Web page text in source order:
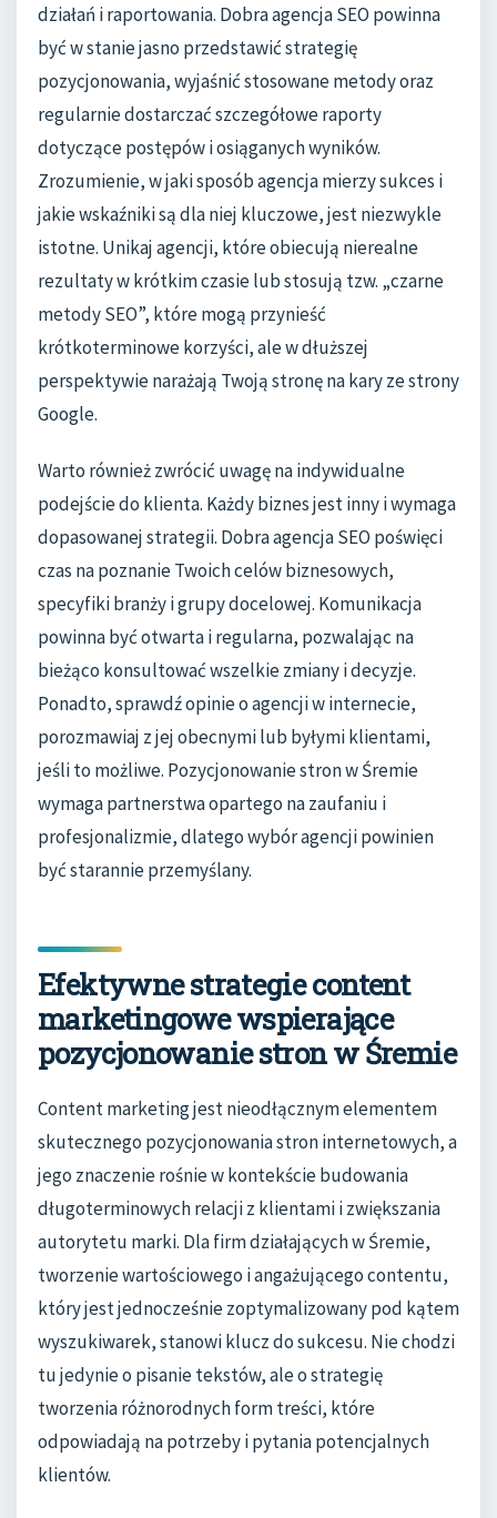
działań i raportowania. Dobra agencja SEO powinna
być w stanie jasno przedstawić strategię
pozycjonowania, wyjaśnić stosowane metody oraz
regularnie dostarczać szczegółowe raporty
dotyczące postępów i osiąganych wyników.
Zrozumienie, w jaki sposób agencja mierzy sukces i
jakie wskaźniki są dla niej kluczowe, jest niezwykle
istotne. Unikaj agencji, które obiecują nierealne
rezultaty w krótkim czasie lub stosują tzw. „czarne
metody SEO”, które mogą przynieść
krótkoterminowe korzyści, ale w dłuższej
perspektywie narażają Twoją stronę na kary ze strony
Google.
Warto również zwrócić uwagę na indywidualne
podejście do klienta. Każdy biznes jest inny i wymaga
dopasowanej strategii. Dobra agencja SEO poświęci
czas na poznanie Twoich celów biznesowych,
specyfiki branży i grupy docelowej. Komunikacja
powinna być otwarta i regularna, pozwalając na
bieżąco konsultować wszelkie zmiany i decyzje.
Ponadto, sprawdź opinie o agencji w internecie,
porozmawiaj z jej obecnymi lub byłymi klientami,
jeśli to możliwe. Pozycjonowanie stron w Śremie
wymaga partnerstwa opartego na zaufaniu i
profesjonalizmie, dlatego wybór agencji powinien
być starannie przemyślany.
Efektywne strategie content
marketingowe wspierające
pozycjonowanie stron w Śremie
Content marketing jest nieodłącznym elementem
skutecznego pozycjonowania stron internetowych, a
jego znaczenie rośnie w kontekście budowania
długoterminowych relacji z klientami i zwiększania
autorytetu marki. Dla firm działających w Śremie,
tworzenie wartościowego i angażującego contentu,
który jest jednocześnie zoptymalizowany pod kątem
wyszukiwarek, stanowi klucz do sukcesu. Nie chodzi
tu jedynie o pisanie tekstów, ale o strategię
tworzenia różnorodnych form treści, które
odpowiadają na potrzeby i pytania potencjalnych
klientów.